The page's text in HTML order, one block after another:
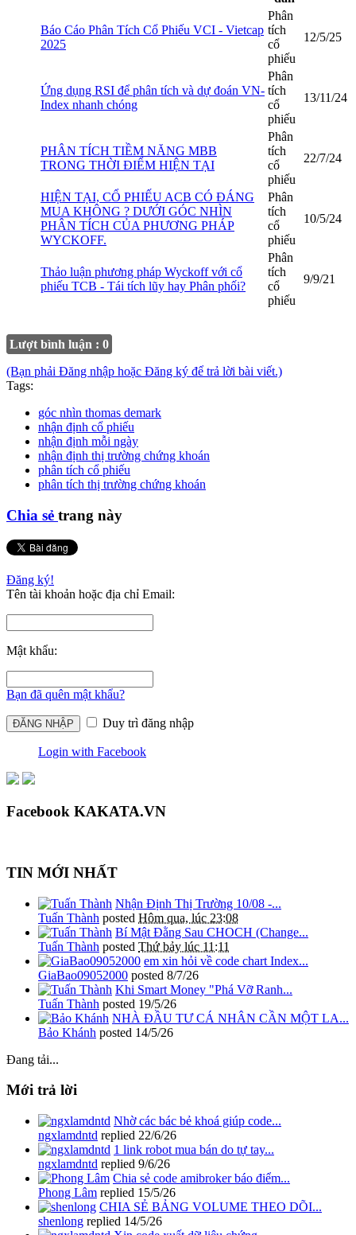
Báo Cáo Phân Tích Cổ Phiếu VCI - Vietcap
2025
Phân
tích
cổ
phiếu
12/5/25
Ứng dụng RSI để phân tích và dự đoán VN-
Index nhanh chóng
Phân
tích
cổ
phiếu
13/11/24
PHÂN TÍCH TIỀM NĂNG MBB
TRONG THỜI ĐIỂM HIỆN TẠI
Phân
tích
cổ
phiếu
22/7/24
HIỆN TẠI, CỔ PHIẾU ACB CÓ ĐÁNG
MUA KHÔNG ? DƯỚI GÓC NHÌN
PHÂN TÍCH CỦA PHƯƠNG PHÁP
WYCKOFF.
Phân
tích
cổ
phiếu
10/5/24
Thảo luận phương pháp Wyckoff với cổ
phiếu TCB - Tái tích lũy hay Phân phối?
Phân
tích
cổ
phiếu
9/9/21
Lượt bình luận : 0
(Bạn phải Đăng nhập hoặc Đăng ký để trả lời bài viết.)
Tags:
góc nhìn thomas demark
nhận định cổ phiếu
nhận định mỗi ngày
nhận định thị trường chứng khoán
phân tích cổ phiếu
phân tích thị trường chứng khoán
Chia sẻ trang này
Đăng ký!
Tên tài khoản hoặc địa chỉ Email:
Mật khẩu:
Bạn đã quên mật khẩu?
Duy trì đăng nhập
Login with Facebook
Facebook KAKATA.VN
TIN MỚI NHẤT
Nhận Định Thị Trường 10/08 -...
Tuấn Thành posted Hôm qua, lúc 23:08
Bí Mật Đằng Sau CHOCH (Change...
Tuấn Thành posted Thứ bảy lúc 11:11
em xin hỏi về code chart Index...
GiaBao09052000 posted 8/7/26
Khi Smart Money "Phá Vỡ Ranh...
Tuấn Thành posted 19/5/26
NHÀ ĐẦU TƯ CÁ NHÂN CẦN MỘT LA...
Bảo Khánh posted 14/5/26
Đang tải...
Mới trả lời
Nhờ các bác bẻ khoá giúp code...
ngxlamdntd replied 22/6/26
1 link robot mua bán do tự tay...
ngxlamdntd replied 9/6/26
Chia sẻ code amibroker báo điểm...
Phong Lâm replied 15/5/26
CHIA SẺ BẢNG VOLUME THEO DÕI...
shenlong replied 14/5/26